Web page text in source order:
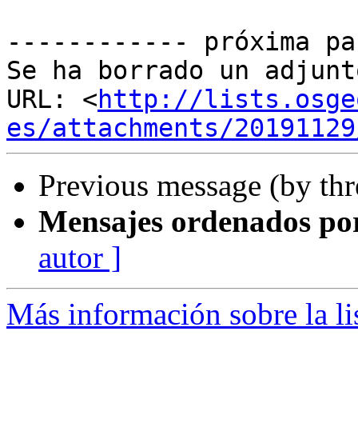
------------ próxima
Se ha borrado un
URL: <http://
es/attachments/
Previous message (by
Mensajes ordenados
autor ]
Más información sobre la